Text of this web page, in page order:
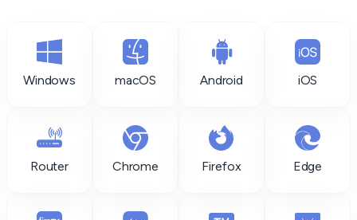
Windows macOS Android iOS
Router Chrome Firefox Edge